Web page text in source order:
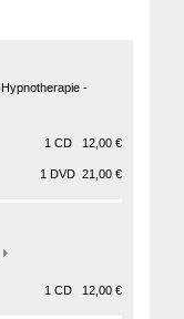
-
1 CD 12,00 €
1 DVD 21,00 €
1 CD 12,00 €